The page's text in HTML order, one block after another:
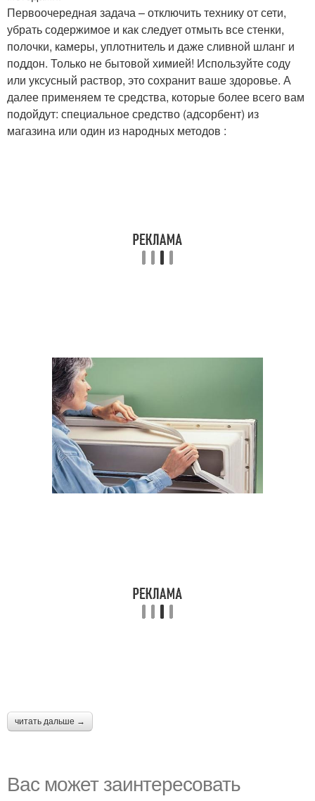
Первоочередная задача – отключить технику от сети,
убрать содержимое и как следует отмыть все стенки,
полочки, камеры, уплотнитель и даже сливной шланг и
поддон. Только не бытовой химией! Используйте соду
или уксусный раствор, это сохранит ваше здоровье. А
далее применяем те средства, которые более всего вам
подойдут: специальное средство (адсорбент) из
магазина или один из народных методов :
читать дальше →
Вас может заинтересовать